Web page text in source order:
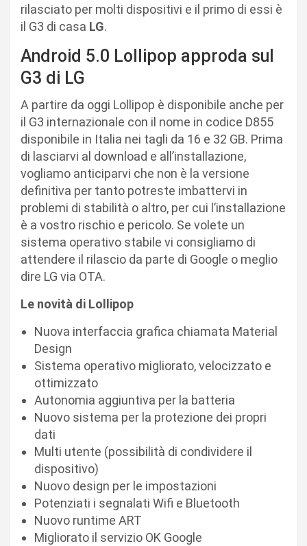
rilasciato per molti dispositivi e il primo di essi è
il G3 di casa LG.
Android 5.0 Lollipop approda sul
G3 di LG
A partire da oggi Lollipop è disponibile anche per
il G3 internazionale con il nome in codice D855
disponibile in Italia nei tagli da 16 e 32 GB. Prima
di lasciarvi al download e all’installazione,
vogliamo anticiparvi che non è la versione
definitiva per tanto potreste imbattervi in
problemi di stabilità o altro, per cui l’installazione
è a vostro rischio e pericolo. Se volete un
sistema operativo stabile vi consigliamo di
attendere il rilascio da parte di Google o meglio
dire LG via OTA.
Le novità di Lollipop
Nuova interfaccia grafica chiamata Material
Design
Sistema operativo migliorato, velocizzato e
ottimizzato
Autonomia aggiuntiva per la batteria
Nuovo sistema per la protezione dei propri
dati
Multi utente (possibilità di condividere il
dispositivo)
Nuovo design per le impostazioni
Potenziati i segnalati Wifi e Bluetooth
Nuovo runtime ART
Migliorato il servizio OK Google